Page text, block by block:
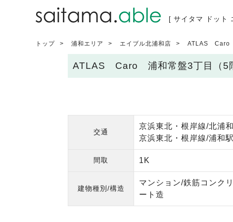
[ サイタマ ドット
トップ 浦和エリア エイブル北浦和店 ATLAS Caro
ATLAS Caro 浦和常盤3丁目（5
交通
京浜東北・根岸線/北浦
京浜東北・根岸線/浦和
間取 1K
建物種別/構造
マンション/鉄筋コンクリ
ート造